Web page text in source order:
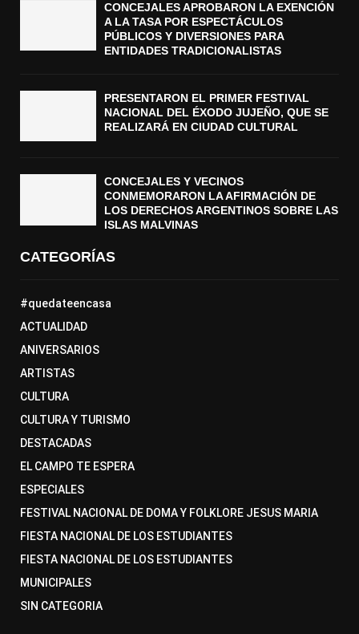
CONCEJALES APROBARON LA EXENCIÓN
A LA TASA POR ESPECTÁCULOS
PÚBLICOS Y DIVERSIONES PARA
ENTIDADES TRADICIONALISTAS
PRESENTARON EL PRIMER FESTIVAL
NACIONAL DEL ÉXODO JUJEÑO, QUE SE
REALIZARÁ EN CIUDAD CULTURAL
CONCEJALES Y VECINOS
CONMEMORARON LA AFIRMACIÓN DE
LOS DERECHOS ARGENTINOS SOBRE LAS
ISLAS MALVINAS
CATEGORÍAS
#quedateencasa
ACTUALIDAD
ANIVERSARIOS
ARTISTAS
CULTURA
CULTURA Y TURISMO
DESTACADAS
EL CAMPO TE ESPERA
ESPECIALES
FESTIVAL NACIONAL DE DOMA Y FOLKLORE JESUS MARIA
FIESTA NACIONAL DE LOS ESTUDIANTES
FIESTA NACIONAL DE LOS ESTUDIANTES
MUNICIPALES
SIN CATEGORIA